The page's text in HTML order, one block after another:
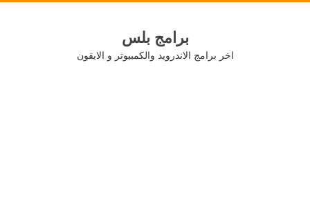
برامج بلس
اخر برامج الاندرويد والكمبيوتر و الايفون